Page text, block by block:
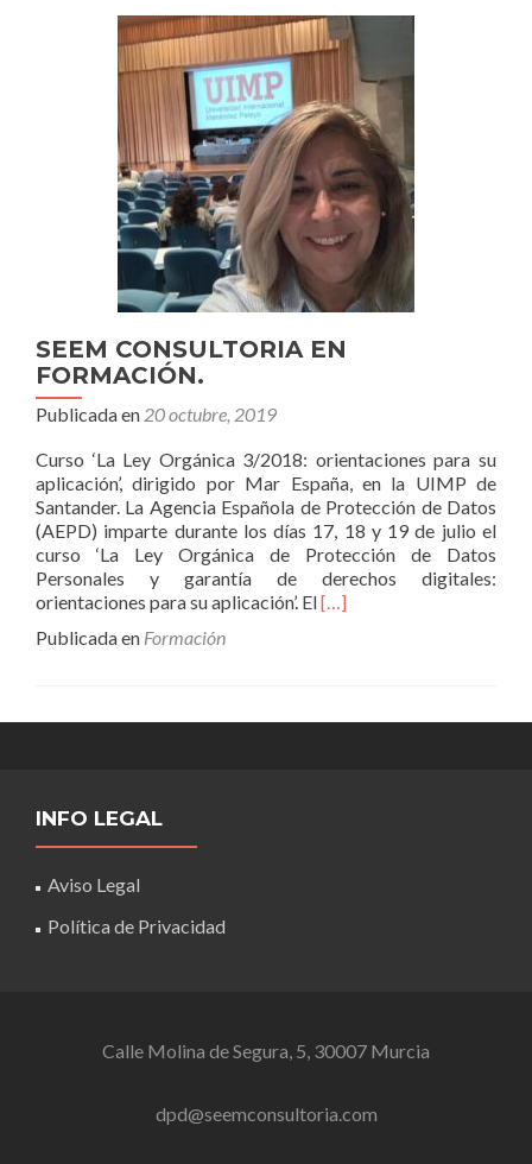
seguro
de
Internet.
SEEM CONSULTORIA EN
FORMACIÓN.
Publicada en 20 octubre, 2019
Curso ‘La Ley Orgánica 3/2018: orientaciones para su
aplicación’, dirigido por Mar España, en la UIMP de
Santander. La Agencia Española de Protección de Datos
(AEPD) imparte durante los días 17, 18 y 19 de julio el
curso ‘La Ley Orgánica de Protección de Datos
Personales y garantía de derechos digitales:
orientaciones para su aplicación’. ElLeer
[…]
Publicada en Formación
INFO LEGAL
Aviso Legal
Política de Privacidad
Calle Molina de Segura, 5, 30007 Murcia
dpd@seemconsultoria.com